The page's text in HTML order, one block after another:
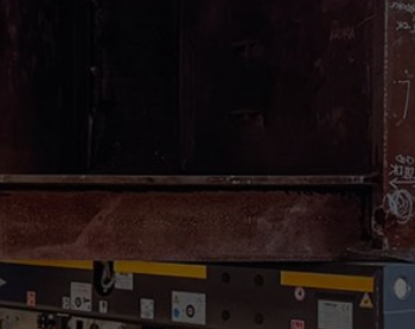
da 20 t
negli